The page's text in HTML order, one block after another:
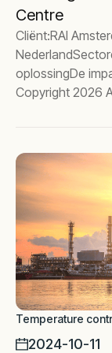
Centre
Cliënt:RAI
oplossingDe
Copyright 2026
Temperature
2024-10-11